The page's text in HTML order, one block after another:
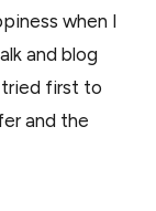
when I
and blog
first to
and the